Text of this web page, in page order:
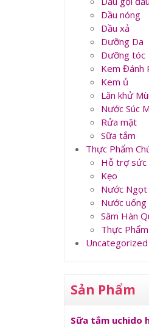
Dầu nóng
Dầu xả
Dưỡng Da
Dưỡng tóc
Kem Đánh
Kem ủ
Lăn khử Mùi
Nước Súc
Rửa mặt
Sữa tắm
Thực Phẩm
Hỗ trợ sức
Kẹo
Nước Ngọt
Nước
Sâm Hàn
Thực Phẩm
Uncategorized
Sản Phẩm
Sữa tắm uchido